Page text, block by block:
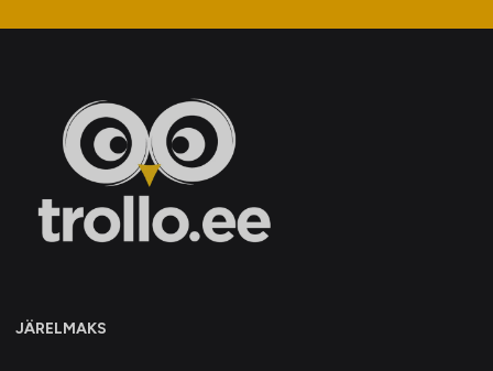
JÄRELMAKS